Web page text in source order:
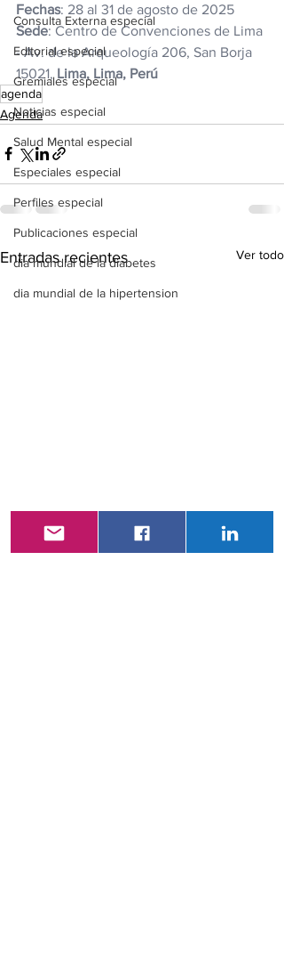
Consulta Externa especial
Editorial especial
Gremiales especial
Noticias especial
Salud Mental especial
Especiales especial
Perfiles especial
Publicaciones especial
dia mundial de la diabetes
dia mundial de la hipertension
Fechas: 28 al 31 de agosto de 2025
Sede: Centro de Convenciones de Lima
- Av. de la Arqueología 206, San Borja
15021, Lima, Lima, Perú
agenda
Agenda
Entradas recientes Ver todo